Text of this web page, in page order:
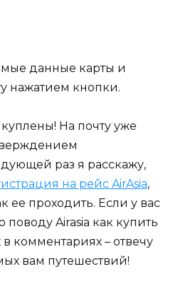
данные карты и
нажатием кнопки.
На почту уже
раз я расскажу,
на рейс AirAsia,
ее проходить. Если у вас
Airasia как купить
комментариях – отвечу
вам путешествий!